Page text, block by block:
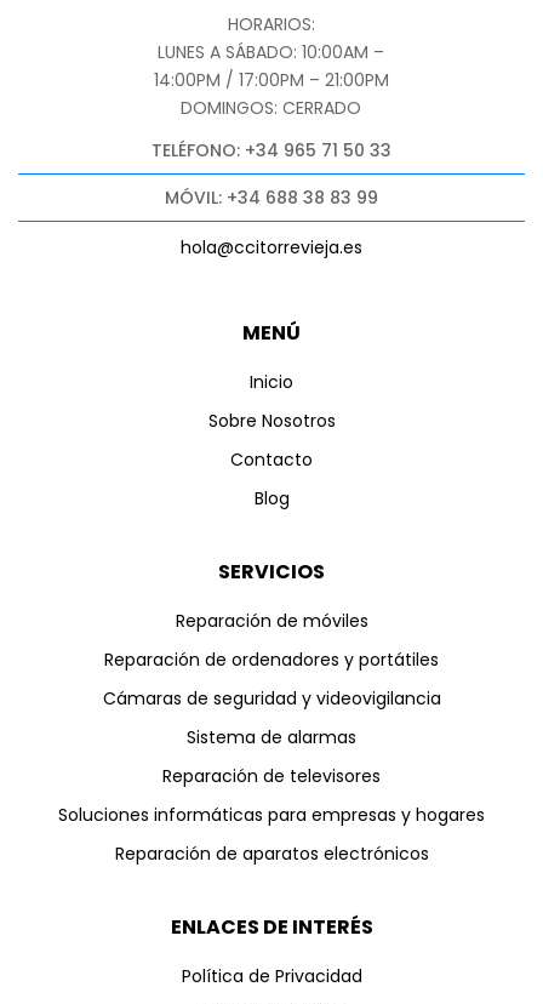
MENÚ
Inicio
Sobre Nosotros
Contacto
Blog
SERVICIOS
Reparación de móviles
Reparación de ordenadores y portátiles
Cámaras de seguridad y videovigilancia
Sistema de alarmas
Reparación de televisores
Soluciones informáticas para empresas y hogares
Reparación de aparatos electrónicos
ENLACES DE INTERÉS
Política de Privacidad
HORARIOS:
LUNES A SÁBADO: 10:00AM –
14:00PM / 17:00PM – 21:00PM
DOMINGOS: CERRADO
TELÉFONO: +34 965 71 50 33
MÓVIL: +34 688 38 83 99
hola@ccitorrevieja.es